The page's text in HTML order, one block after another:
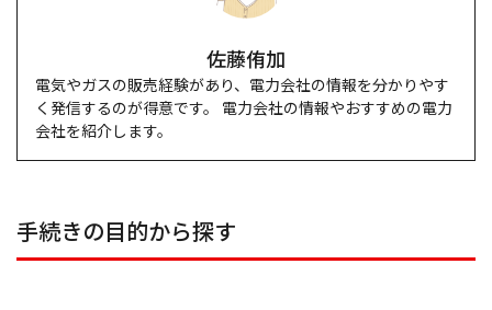
佐藤侑加
電気やガスの販売経験があり、電力会社の情報を分かりやす
く発信するのが得意です。 電力会社の情報やおすすめの電力
会社を紹介します。
手続きの目的から探す